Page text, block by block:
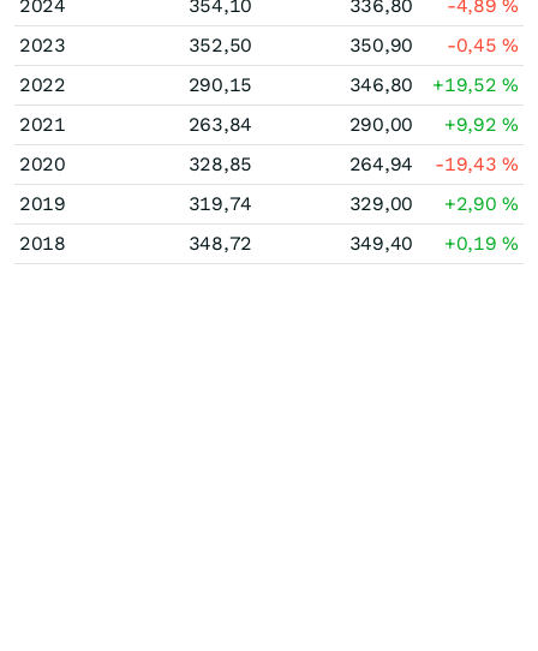
2024
354,10 336,80 -4,89%
2023
352,50 350,90 -0,45%
2022
290,15 346,80 +19,52%
2021
263,84 290,00 +9,92%
2020
328,85 264,94 -19,43%
2019
319,74 329,00 +2,90%
2018
348,72 349,40 +0,19%